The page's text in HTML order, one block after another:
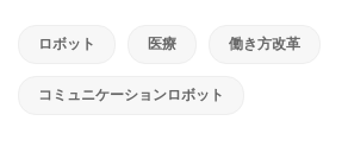
ロボット 医療 働き方改革
コミュニケーションロボット